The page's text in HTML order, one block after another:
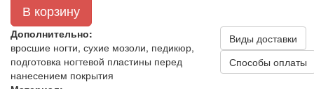
В корзину
Дополнительно:
вросшие ногти, сухие мозоли, педикюр,
подготовка ногтевой пластины перед
нанесением покрытия
Виды доставки
Способы оплаты